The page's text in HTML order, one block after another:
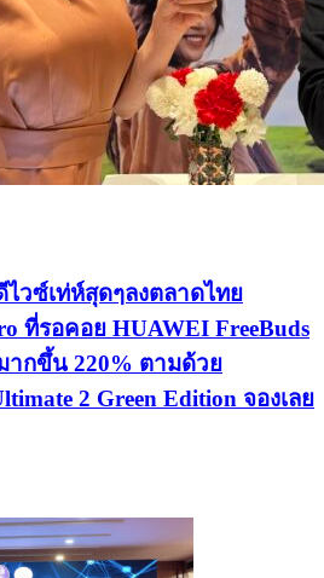
ไวซ์เท่ห์สุดๆลงตลาดไทย
ที่รอคอย HUAWEI FreeBuds
ากขึ้น 220% ตามด้วย
2 Green Edition จองเลย